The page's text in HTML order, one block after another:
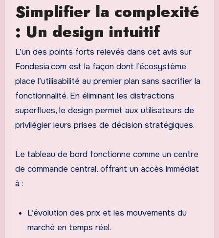
Simplifier la complexité
: Un design intuitif
L’un des points forts relevés dans cet avis sur
Fondesia.com est la façon dont l’écosystème
place l’utilisabilité au premier plan sans sacrifier la
fonctionnalité. En éliminant les distractions
superflues, le design permet aux utilisateurs de
privilégier leurs prises de décision stratégiques.
Le tableau de bord fonctionne comme un centre
de commande central, offrant un accès immédiat
à :
L’évolution des prix et les mouvements du
marché en temps réel.